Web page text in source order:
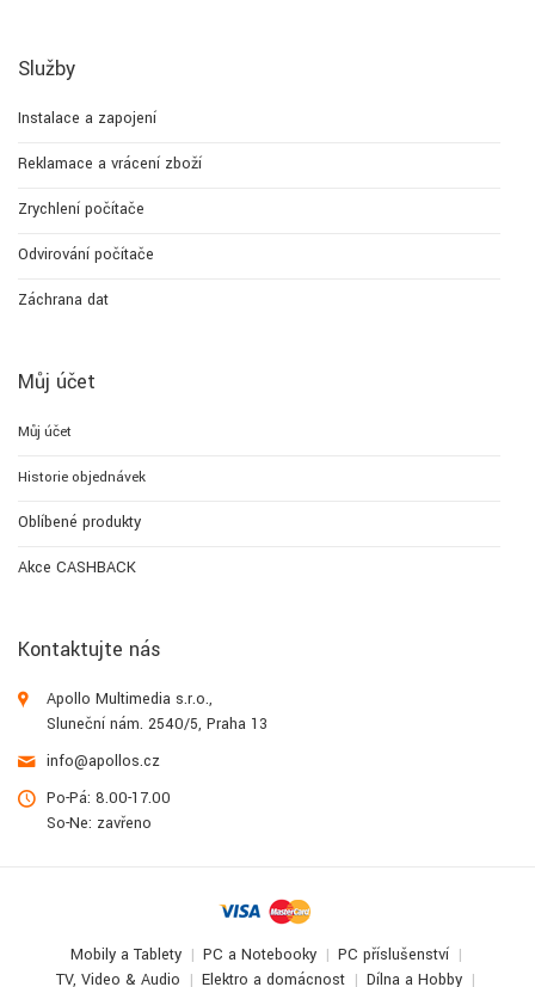
Služby
Instalace a zapojení
Reklamace a vrácení zboží
Zrychlení počítače
Odvirování počítače
Záchrana dat
Můj účet
Můj účet
Historie objednávek
Oblíbené produkty
Akce CASHBACK
Kontaktujte nás
Apollo Multimedia s.r.o.,
Sluneční nám. 2540/5, Praha 13
info@apollos.cz
Po-Pá: 8.00-17.00
So-Ne: zavřeno
Mobily a Tablety PC a Notebooky
PC příslušenství
TV, Video & Audio
Elektro a domácnost Dílna a Hobby